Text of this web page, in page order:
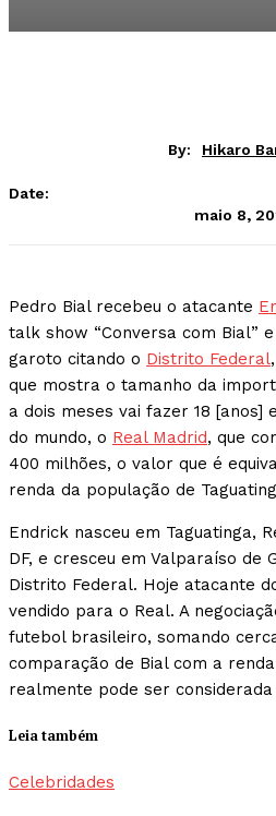
By: Hikaro
Date:
maio 8,
Pedro Bial recebeu o atacante
talk show “Conversa com Bial”
garoto citando o Distrito Federal
que mostra o tamanho da
a dois meses vai fazer 18 [anos]
do mundo, o Real Madrid, que
400 milhões, o valor que é
renda da população de
Endrick nasceu em Taguatinga,
DF, e cresceu em Valparaíso de
Distrito Federal. Hoje atacante
vendido para o Real. A
futebol brasileiro, somando
comparação de Bial com a
realmente pode ser considerada
Leia também
Celebridades